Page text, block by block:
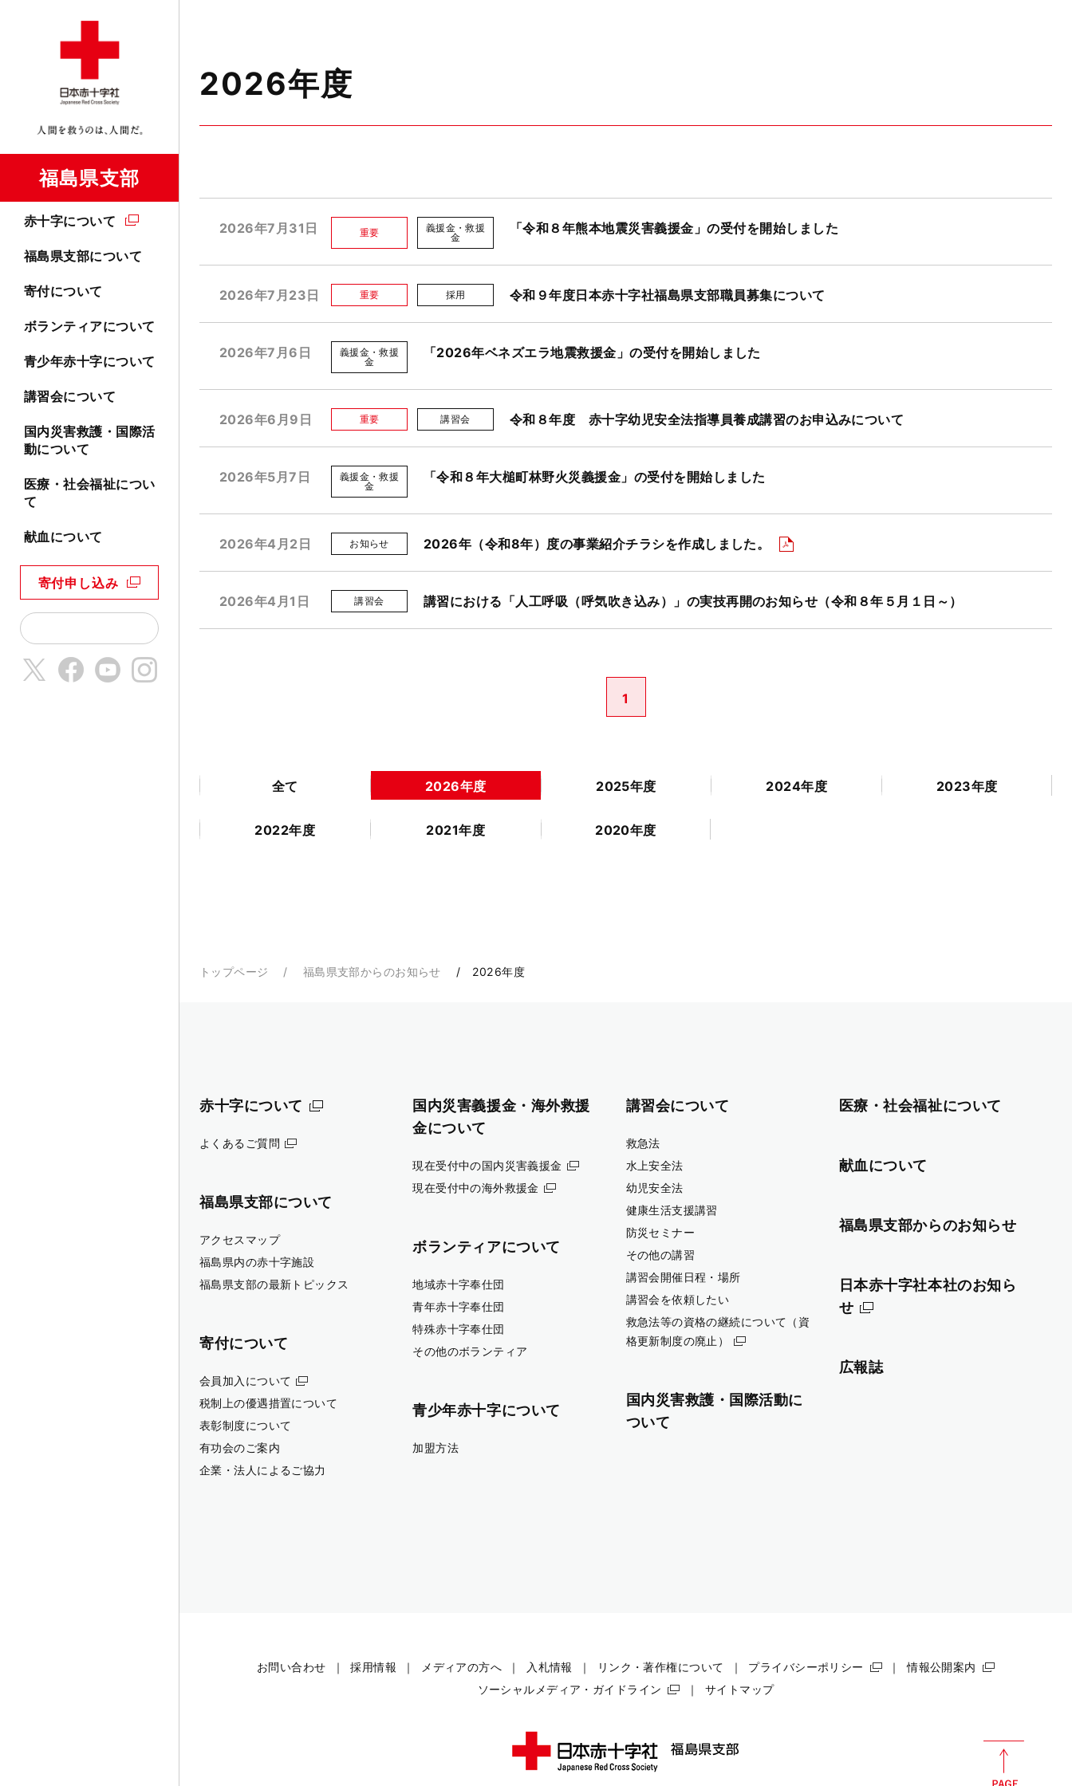
福島県支部
赤十字について
福島県支部について
寄付について
ボランティアについて
青少年赤十字について
講習会について
国内災害救護・国際活
動について
医療・社会福祉につい
て
献血について
寄付申し込み
2026年度
2026年7月31日 重要
義援金・救援
金
「令和８年熊本地震災害義援金」の受付を開始しました
2026年7月23日 重要 採用 令和９年度日本赤十字社福島県支部職員募集について
2026年7月6日
義援金・救援
金
「2026年ベネズエラ地震救援金」の受付を開始しました
2026年6月9日 重要 講習会 令和８年度 赤十字幼児安全法指導員養成講習のお申込みについて
2026年5月7日
義援金・救援
金
「令和８年大槌町林野火災義援金」の受付を開始しました
2026年4月2日 お知らせ 2026年（令和8年）度の事業紹介チラシを作成しました。
2026年4月1日 講習会 講習における「人工呼吸（呼気吹き込み）」の実技再開のお知らせ（令和８年５月１日～）
1
全て 2026年度 2025年度 2024年度 2023年度
2022年度 2021年度 2020年度
トップページ 福島県支部からのお知らせ 2026年度
赤十字について
よくあるご質問
福島県支部について
アクセスマップ
福島県内の赤十字施設
福島県支部の最新トピックス
寄付について
会員加入について
税制上の優遇措置について
表彰制度について
有功会のご案内
企業・法人によるご協力
国内災害義援金・海外救援
金について
現在受付中の国内災害義援金
現在受付中の海外救援金
ボランティアについて
地域赤十字奉仕団
青年赤十字奉仕団
特殊赤十字奉仕団
その他のボランティア
青少年赤十字について
加盟方法
講習会について
救急法
水上安全法
幼児安全法
健康生活支援講習
防災セミナー
その他の講習
講習会開催日程・場所
講習会を依頼したい
救急法等の資格の継続について（資
格更新制度の廃止）
国内災害救護・国際活動に
ついて
医療・社会福祉について
献血について
福島県支部からのお知らせ
日本赤十字社本社のお知ら
せ
広報誌
お問い合わせ 採用情報 メディアの方へ 入札情報 リンク・著作権について プライバシーポリシー
情報公開案内
ソーシャルメディア・ガイドライン
サイトマップ